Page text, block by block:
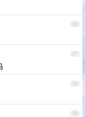
26
27
28
29